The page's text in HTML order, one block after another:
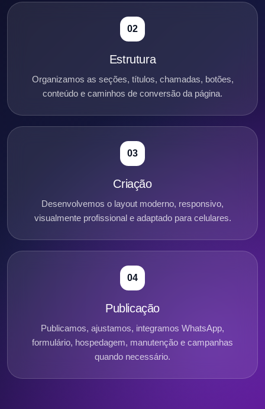
02
Estrutura
Organizamos as seções, títulos, chamadas, botões,
conteúdo e caminhos de conversão da página.
03
Criação
Desenvolvemos o layout moderno, responsivo,
visualmente profissional e adaptado para celulares.
04
Publicação
Publicamos, ajustamos, integramos WhatsApp,
formulário, hospedagem, manutenção e campanhas
quando necessário.